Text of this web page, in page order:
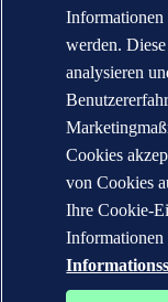
Informationen
werden.
analysieren
Cookies
von Cookies
Ihre Cookie-
Informationen